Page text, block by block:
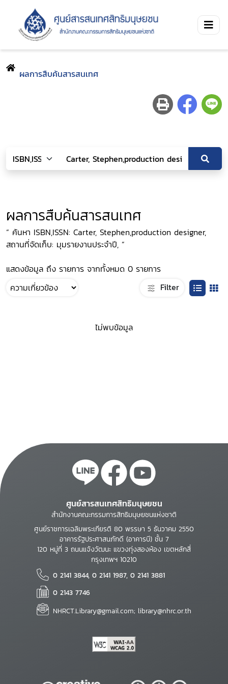
ผลการสืบค้นสารสนเทศ
ผลการสืบค้นสารสนเทศ
“ ค้นหา ISBN,ISSN: Carter, Stephen,production designer,
สถานที่จัดเก็บ: มุมรายงานประจำปี, ”
แสดงข้อมูล ถึง รายการ จากทั้งหมด 0 รายการ
Filter
ไม่พบข้อมูล
ศูนย์สารสนเทศสิทธิมนุษยชน
สำนักงานคณะกรรมการสิทธิมนุษยชนแห่งชาติ
ศูนย์ราชการเฉลิมพระเกียรติ 80 พรรษา 5 ธันวาคม 2550
อาคารรัฐประศาสนภักดี (อาคารบี) ชั้น 7
120 หมู่ที่ 3 ถนนแจ้งวัฒนะ แขวงทุ่งสองห้อง เขตหลักสี่
กรุงเทพฯ 10210
0 2141 3844, 0 2141 1987, 0 2141 3881
0 2143 7746
NHRCT.Library@gmail.com; library@nhrc.or.th